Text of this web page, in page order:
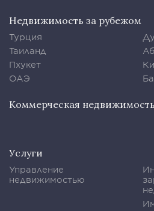
Недвижимость за рубежом
Турция
Таиланд
Пхукет
ОАЭ
Коммерческая недвижимость
Услуги
Управление
недвижимостью